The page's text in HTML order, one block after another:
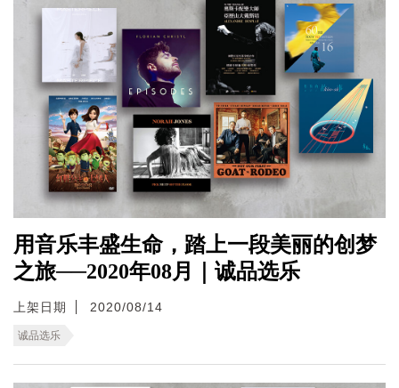
用音乐丰盛生命，踏上一段美丽的创梦
之旅──2020年08月｜诚品选乐
上架日期 2020/08/14
诚品选乐